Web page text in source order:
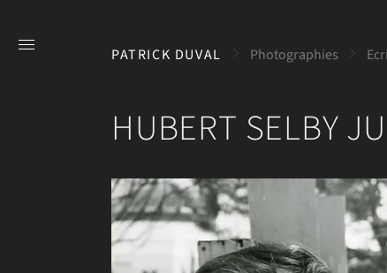
PATRICK DUVAL Photographies
HUBERT SELBY